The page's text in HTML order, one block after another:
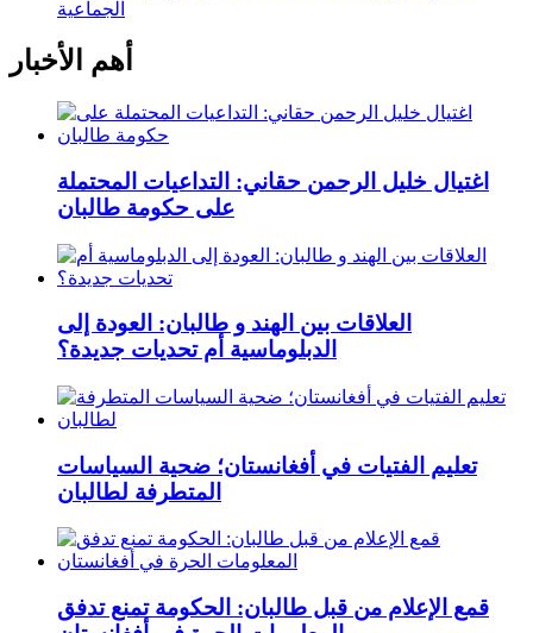
الجماعية
أهم الأخبار
اغتيال خليل الرحمن حقاني: التداعيات المحتملة
على حكومة طالبان
العلاقات بين الهند و طالبان: العودة إلى
الدبلوماسية أم تحديات جديدة؟
تعليم الفتيات في أفغانستان؛ ضحية السياسات
المتطرفة لطالبان
قمع الإعلام من قبل طالبان: الحكومة تمنع تدفق